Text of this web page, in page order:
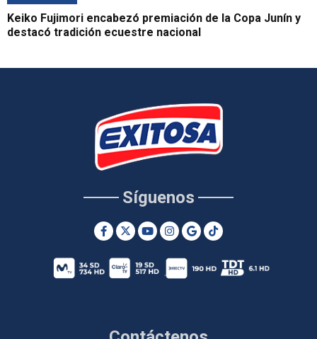
Keiko Fujimori encabezó premiación de la Copa Junín y
destacó tradición ecuestre nacional
Síguenos